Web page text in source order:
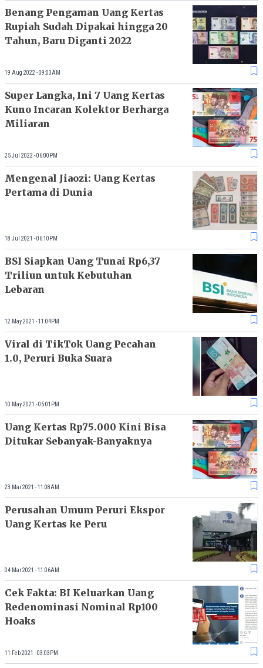
Benang Pengaman Uang Kertas
Rupiah Sudah Dipakai hingga 20
Tahun, Baru Diganti 2022
19 Aug 2022 - 09:03AM
Super Langka, Ini 7 Uang Kertas
Kuno Incaran Kolektor Berharga
Miliaran
25 Jul 2022 - 06:00PM
Mengenal Jiaozi: Uang Kertas
Pertama di Dunia
18 Jul 2021 - 06:10PM
BSI Siapkan Uang Tunai Rp6,37
Triliun untuk Kebutuhan
Lebaran
12 May 2021 - 11:04PM
Viral di TikTok Uang Pecahan
1.0, Peruri Buka Suara
10 May 2021 - 05:01PM
Uang Kertas Rp75.000 Kini Bisa
Ditukar Sebanyak-Banyaknya
23 Mar 2021 - 11:08AM
Perusahan Umum Peruri Ekspor
Uang Kertas ke Peru
04 Mar 2021 - 11:06AM
Cek Fakta: BI Keluarkan Uang
Redenominasi Nominal Rp100
Hoaks
11 Feb 2021 - 03:03PM